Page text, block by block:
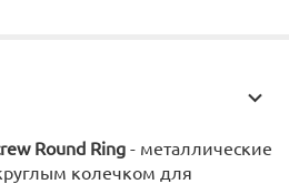
Round Ring - металлические
колечком для